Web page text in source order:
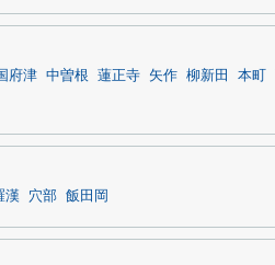
府津 中曽根 蓮正寺 矢作 柳新田 本町
漢 穴部 飯田岡